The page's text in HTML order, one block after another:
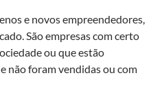
e novos empreendedores,
São empresas com certo
ou que estão
não foram vendidas ou com